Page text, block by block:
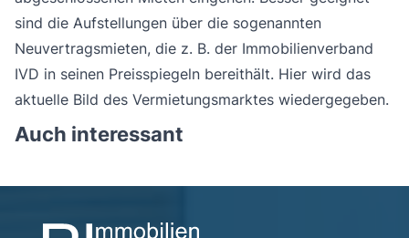
sind die Aufstellungen über die sogenannten
Neuvertragsmieten, die z. B. der Immobilienverband
IVD in seinen Preisspiegeln bereithält. Hier wird das
aktuelle Bild des Vermietungsmarktes wiedergegeben.
Auch interessant